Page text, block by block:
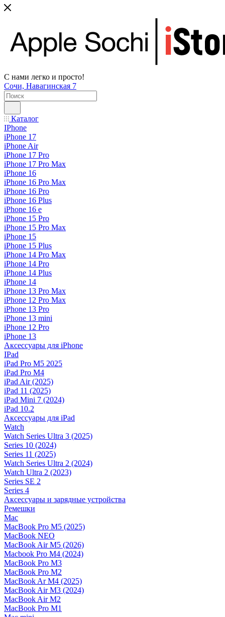
С нами легко и просто!
Сочи, Навагинская 7
Каталог
IPhone
iPhone 17
iPhone Air
iPhone 17 Pro
iPhone 17 Pro Max
iPhone 16
iPhone 16 Pro Max
iPhone 16 Pro
iPhone 16 Plus
iPhone 16 e
iPhone 15 Pro
iPhone 15 Pro Max
iPhone 15
iPhone 15 Plus
iPhone 14 Pro Max
iPhone 14 Pro
iPhone 14 Plus
iPhone 14
iPhone 13 Pro Max
iPhone 12 Pro Max
iPhone 13 Pro
iPhone 13 mini
iPhone 12 Pro
iPhone 13
Аксессуары для iPhone
IPad
iPad Pro M5 2025
iPad Pro M4
iPad Air (2025)
iPad 11 (2025)
iPad Mini 7 (2024)
iPad 10.2
Аксессуары для iPad
Watch
Watch Series Ultra 3 (2025)
Series 10 (2024)
Series 11 (2025)
Watch Series Ultra 2 (2024)
Watch Ultra 2 (2023)
Series SE 2
Series 4
Аксессуары и зарядные устройства
Ремешки
Mac
MacBook Pro M5 (2025)
MacBook NEO
MacBook Air M5 (2026)
Macbook Pro M4 (2024)
MacBook Pro M3
MacBook Pro M2
MacBook Ar M4 (2025)
MacBook Air M3 (2024)
MacBook Air M2
MacBook Pro M1